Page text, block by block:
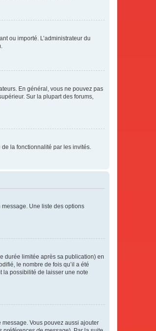
ou importé. L’administrateur du
En général, vous ne pouvez pas
Sur la plupart des forums,
la fonctionnalité par les invités.
Une liste des options
durée limitée après sa publication) en
le nombre de fois qu’il a été
la possibilité de laisser une note
Vous pouvez aussi ajouter